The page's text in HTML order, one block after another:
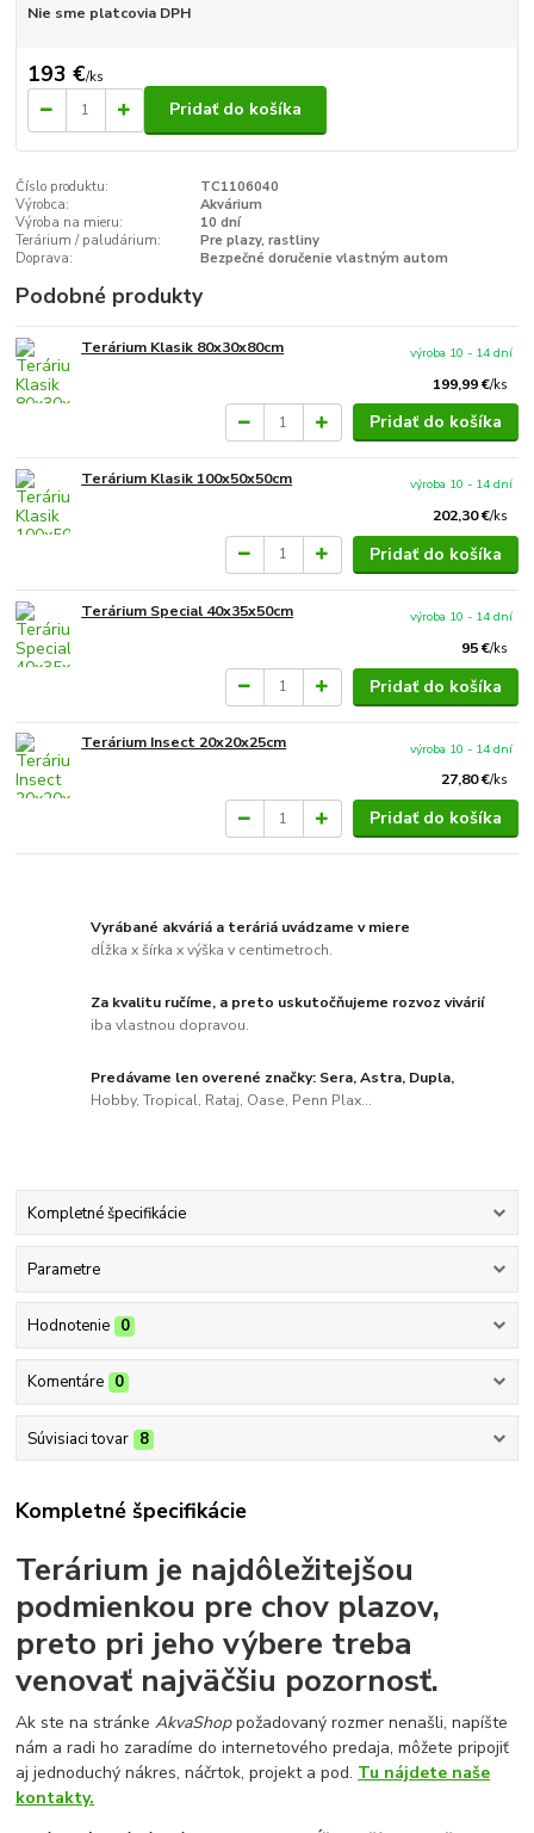
Nie sme platcovia DPH
193 €/ks
Pridať do košíka
Číslo produktu:
TC1106040
Výrobca:
Akvárium
Výroba na mieru:
10 dní
Terárium / paludárium:
Pre plazy, rastliny
Doprava:
Bezpečné doručenie vlastným autom
Podobné produkty
Terárium Klasik 80x30x80cm
199,99 €/ks
výroba 10 - 14 dní
Pridať do košíka
Terárium Klasik 100x50x50cm
202,30 €/ks
výroba 10 - 14 dní
Pridať do košíka
Terárium Special 40x35x50cm
95 €/ks
výroba 10 - 14 dní
Pridať do košíka
Terárium Insect 20x20x25cm
27,80 €/ks
výroba 10 - 14 dní
Pridať do košíka
Vyrábané akváriá a teráriá uvádzame v miere
dĺžka x šírka x výška v centimetroch.
Za kvalitu ručíme, a preto uskutočňujeme rozvoz vivárií
iba vlastnou dopravou.
Predávame len overené značky: Sera, Astra, Dupla,
Hobby, Tropical, Rataj, Oase, Penn Plax...
Kompletné špecifikácie
Parametre
Hodnotenie 0
Komentáre 0
Súvisiaci tovar 8
Kompletné špecifikácie
Terárium je najdôležitejšou
podmienkou pre chov plazov,
preto pri jeho výbere treba
venovať najväčšiu pozornosť.
Ak ste na stránkeAkvaShoppožadovaný rozmer nenašli, napíšte
nám a radi ho zaradíme do internetového predaja, môžete pripojiť
aj jednoduchý nákres, náčrtok, projekt a pod. Tu nájdete naše
kontakty.